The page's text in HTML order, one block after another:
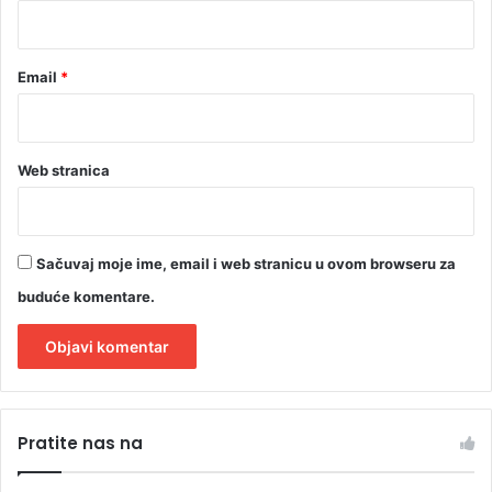
Email *
Web stranica
Sačuvaj moje ime, email i web stranicu u ovom browseru za
buduće komentare.
tPratite nas na